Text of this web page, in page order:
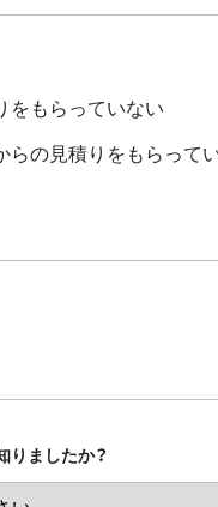
をもらっていない
らの見積りをもらって
りましたか？